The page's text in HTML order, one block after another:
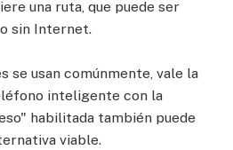
una ruta, que puede ser
sin Internet.
se usan comúnmente, vale la
inteligente con la
habilitada también puede
viable.